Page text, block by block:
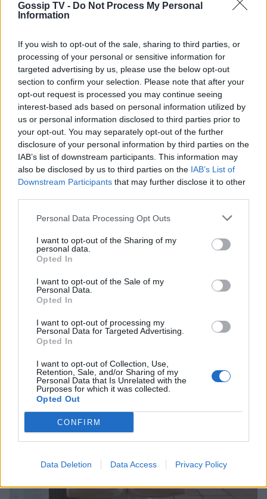
Gossip TV - Do Not Process My Personal
Information
If you wish to opt-out of the sale, sharing to third parties, or
processing of your personal or sensitive information for
targeted advertising by us, please use the below opt-out
section to confirm your selection. Please note that after your
opt-out request is processed you may continue seeing
interest-based ads based on personal information utilized by
us or personal information disclosed to third parties prior to
your opt-out. You may separately opt-out of the further
disclosure of your personal information by third parties on the
IAB’s list of downstream participants. This information may
also be disclosed by us to third parties on the IAB’s List of
Downstream Participants that may further disclose it to other
Personal Data Processing Opt Outs
I want to opt-out of the Sharing of my
personal data.
Opted In
I want to opt-out of the Sale of my
Personal Data.
Opted In
I want to opt-out of processing my
Personal Data for Targeted Advertising.
Opted In
I want to opt-out of Collection, Use,
Retention, Sale, and/or Sharing of my
Personal Data that Is Unrelated with the
Purposes for which it was collected.
Opted Out
CONFIRM
Data Deletion Data Access Privacy Policy
SHOWBIZ
του Αυγούστου, τα απίθανα beach
looks & «χρέος» στις κόρες της
SHOWBIZ
Βαλέρια Χοψονίδου - Αντώνης
Βλωτιδέλλης: Βάφτισαν τον γιο τους!
Το όνομα και το πάρτι με φίλους
δημόσια υπεράσπισή της από τους
SHOWBIZ
Καληφώνη - Μάστορας: Μαζί στην
Πάρο, χωριστά στα social - Οι νέες
αναρτήσεις
SHOWBIZ
Μελέτης Ηλίας: Τα δέκα χρόνια
ψυχοθεραπείας, τα πρωτοσέλιδα και
ο «τέλειος» γάμος
57 ετών; Και όμως! Τόσα κεράκια θα
Τραγωδία στην Πάρο: Ο μπάρμαν του beach bar
βούτηξε για να σώσει τον 4χρονο που πνίγηκε στην
πισίνα
Οι παικταράδες που δεν έγιναν ποτέ οι θρύλοι που
περιμέναμε